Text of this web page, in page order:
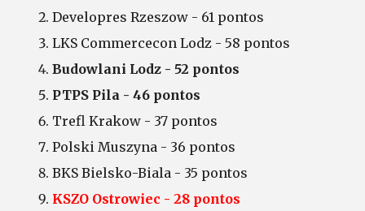
Developres Rzeszow - 61 pontos
LKS Commercecon Lodz - 58 pontos
Budowlani Lodz - 52 pontos
PTPS Pila - 46 pontos
Trefl Krakow - 37 pontos
Polski Muszyna - 36 pontos
BKS Bielsko-Biala - 35 pontos
KSZO Ostrowiec - 28 pontos